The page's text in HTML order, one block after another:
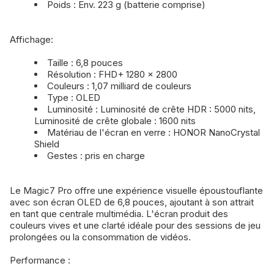
Poids : Env. 223 g (batterie comprise)
Affichage:
Taille : 6,8 pouces
Résolution : FHD+ 1280 x 2800
Couleurs : 1,07 milliard de couleurs
Type : OLED
Luminosité : Luminosité de crête HDR : 5000 nits,
Luminosité de crête globale : 1600 nits
Matériau de l'écran en verre : HONOR NanoCrystal
Shield
Gestes : pris en charge
Le Magic7 Pro offre une expérience visuelle époustouflante
avec son écran OLED de 6,8 pouces, ajoutant à son attrait
en tant que centrale multimédia. L'écran produit des
couleurs vives et une clarté idéale pour des sessions de jeu
prolongées ou la consommation de vidéos.
Performance :